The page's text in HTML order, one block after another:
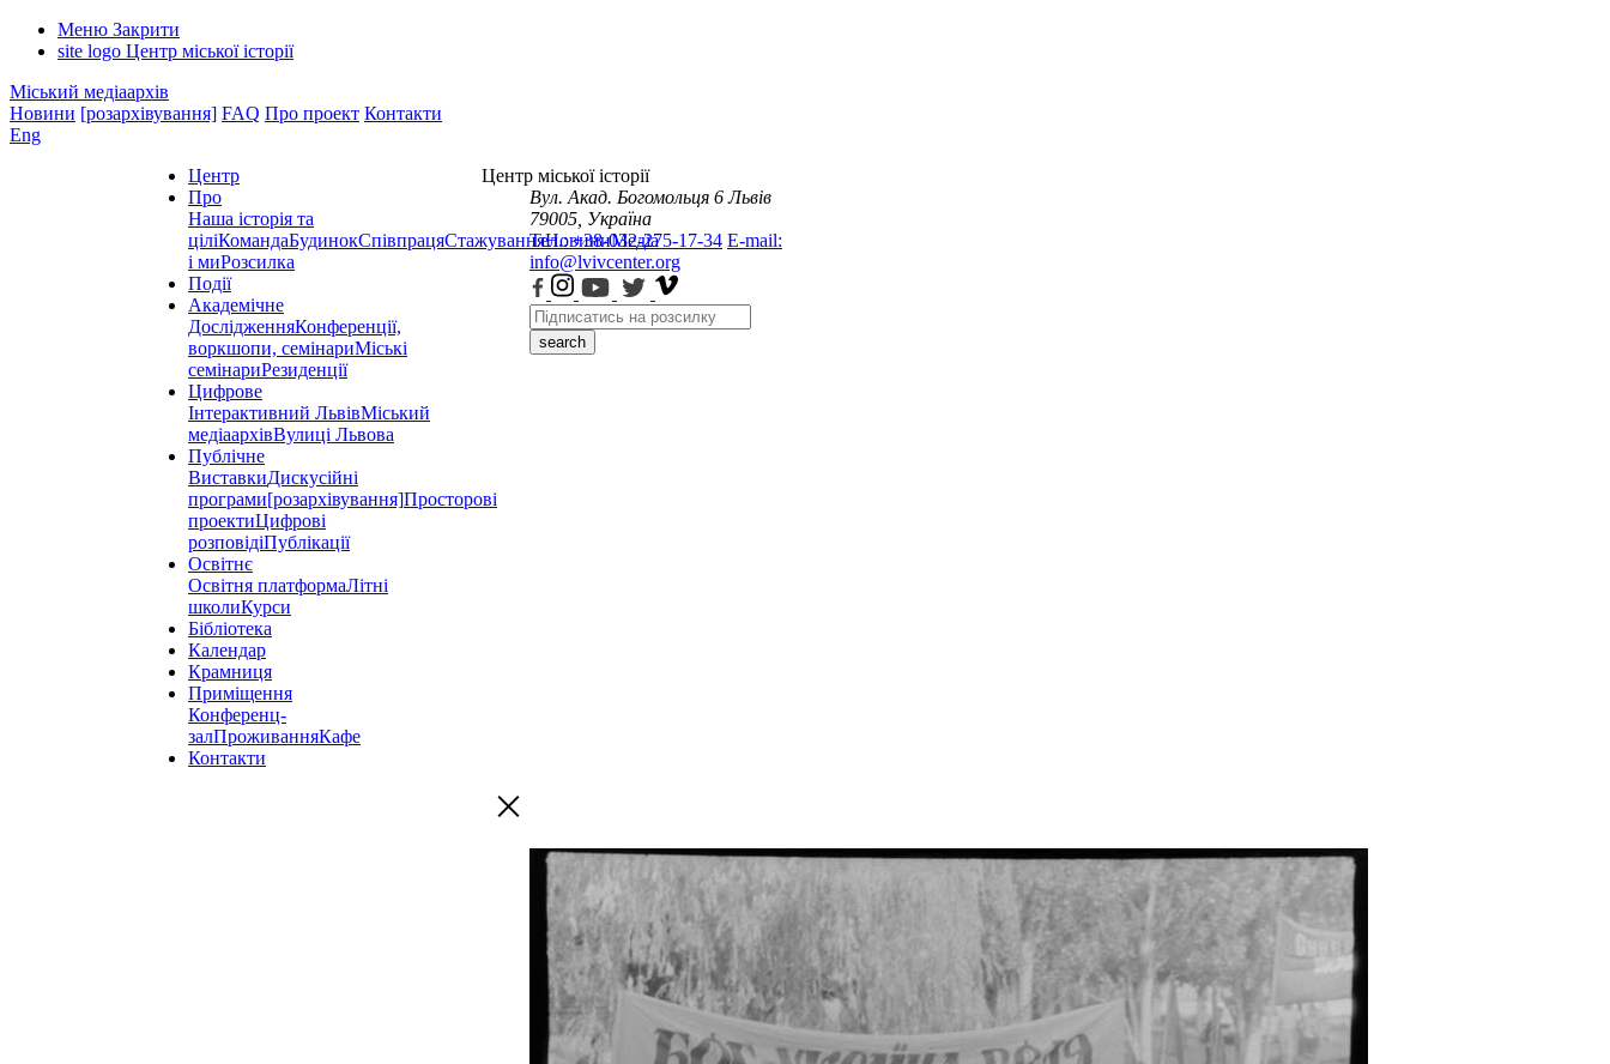
Меню Закрити
site logo Центр міської історії
Міський медіаархів
Новини [розархівування] FAQ Про проект Контакти
Eng
Центр
Про
Наша історія та
ціліКомандаБудинокСпівпрацяСтажуванняНовиниМедіа
і миРозсилка
Події
Академічне
ДослідженняКонференції,
воркшопи, семінариМіські
семінариРезиденції
Цифрове
Інтерактивний ЛьвівМіський
медіаархівВулиці Львова
Публічне
ВиставкиДискусійні
програми[розархівування]Просторові
проектиЦифрові
розповідіПублікації
Освітнє
Освітня платформаЛітні
школиКурси
Бібліотека
Календар
Крамниця
Приміщення
Конференц-
залПроживанняКафе
Контакти
Центр міської історії
Вул. Акад. Богомольця 6 Львів
79005, Україна
Тел.: +38-032-275-17-34 E-mail:
info@lvivcenter.org
search